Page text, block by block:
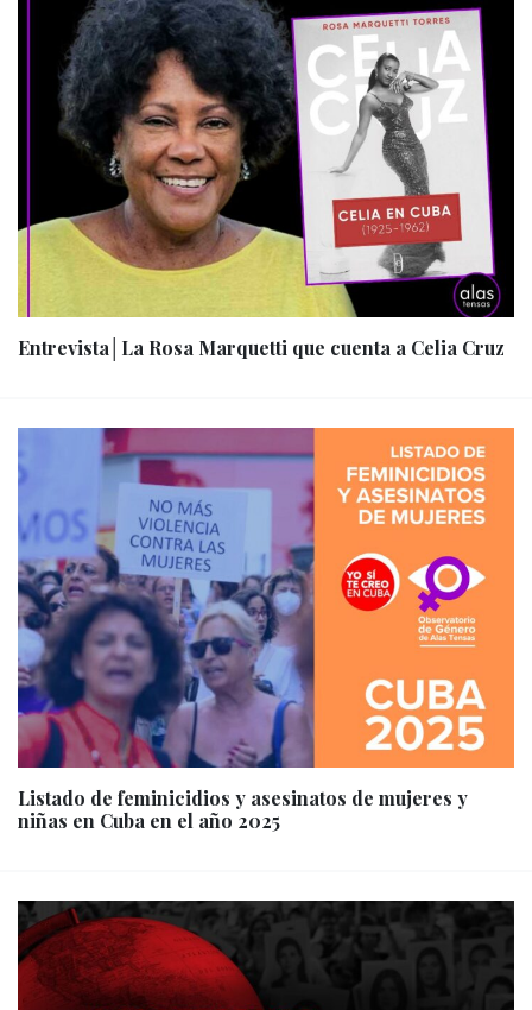
Entrevista│La Rosa Marquetti que cuenta a Celia Cruz
Listado de feminicidios y asesinatos de mujeres y
niñas en Cuba en el año 2025